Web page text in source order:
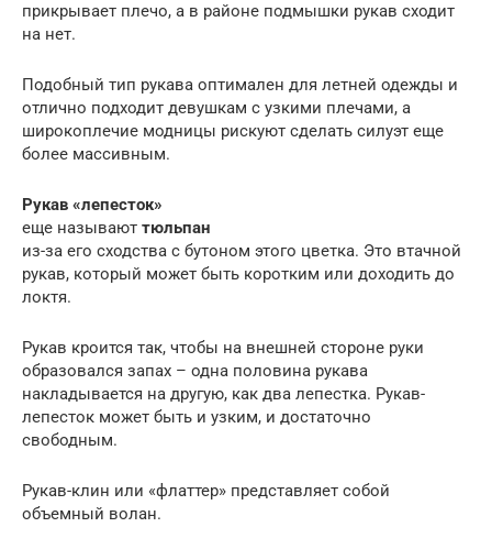
прикрывает плечо, а в районе подмышки рукав сходит
на нет.
Подобный тип рукава оптимален для летней одежды и
отлично подходит девушкам с узкими плечами, а
широкоплечие модницы рискуют сделать силуэт еще
более массивным.
Рукав «лепесток»
еще называют тюльпан
из-за его сходства с бутоном этого цветка. Это втачной
рукав, который может быть коротким или доходить до
локтя.
Рукав кроится так, чтобы на внешней стороне руки
образовался запах – одна половина рукава
накладывается на другую, как два лепестка. Рукав-
лепесток может быть и узким, и достаточно
свободным.
Рукав-клин или «флаттер» представляет собой
объемный волан.